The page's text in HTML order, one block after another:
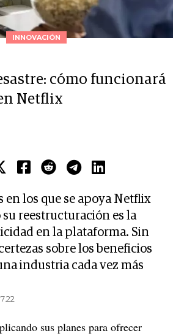
INNOVACIÓN
cómo funcionará
Netflix
en los que se apoya Netflix
su reestructuración es la
en la plataforma. Sin
sobre los beneficios
industria cada vez más
sus planes para ofrecer